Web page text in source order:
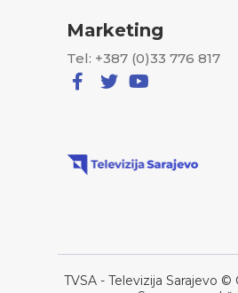
Marketing
Tel: +387 (0)33 776 817
TVSA - Televizija Sarajevo